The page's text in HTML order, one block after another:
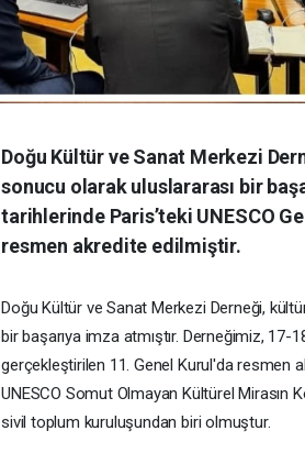
Doğu Kültür ve Sanat Merkezi
sonucu olarak uluslararası bir
tarihlerinde Paris’teki UNESCO
resmen akredite edilmiştir.
Doğu Kültür ve Sanat Merkezi Derneği,
bir başarıya imza atmıştır. Derneğimiz, 17-
gerçekleştirilen 11. Genel Kurul'da resmen
UNESCO Somut Olmayan Kültürel Mirasın
sivil toplum kuruluşundan biri olmuştur.